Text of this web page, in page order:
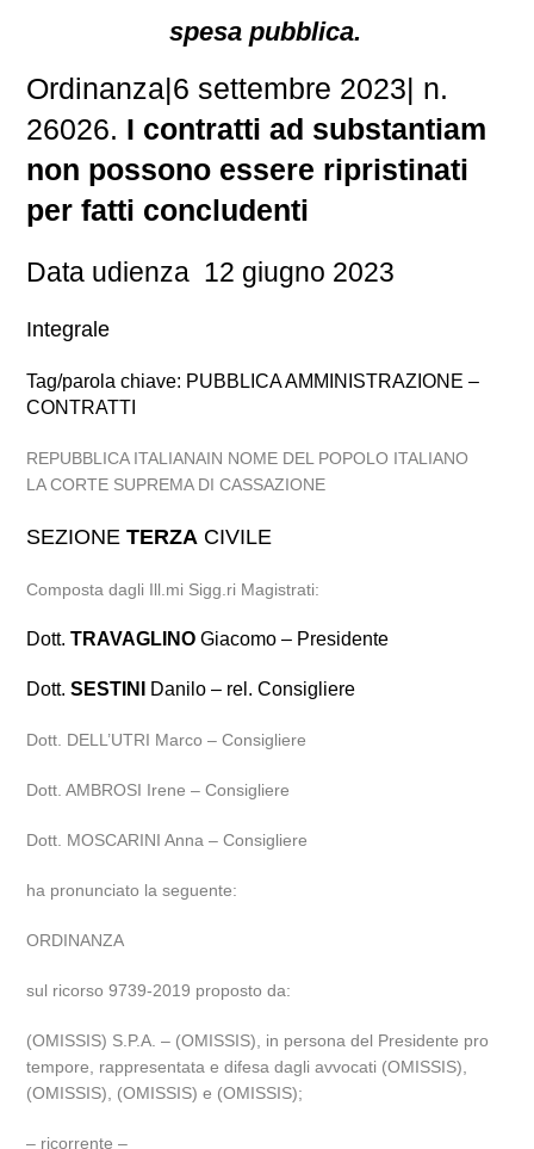
spesa pubblica.
Ordinanza|6 settembre 2023| n.
26026. I contratti ad substantiam
non possono essere ripristinati
per fatti concludenti
Data udienza 12 giugno 2023
Integrale
Tag/parola chiave: PUBBLICA AMMINISTRAZIONE –
CONTRATTI
REPUBBLICA ITALIANAIN NOME DEL POPOLO ITALIANO
LA CORTE SUPREMA DI CASSAZIONE
SEZIONETERZA CIVILE
Composta dagli Ill.mi Sigg.ri Magistrati:
Dott.TRAVAGLINO Giacomo – Presidente
Dott.SESTINI Danilo – rel. Consigliere
Dott. DELL’UTRI Marco – Consigliere
Dott. AMBROSI Irene – Consigliere
Dott. MOSCARINI Anna – Consigliere
ha pronunciato la seguente:
ORDINANZA
sul ricorso 9739-2019 proposto da:
(OMISSIS) S.P.A. – (OMISSIS), in persona del Presidente pro
tempore, rappresentata e difesa dagli avvocati (OMISSIS),
(OMISSIS), (OMISSIS) e (OMISSIS);
– ricorrente –